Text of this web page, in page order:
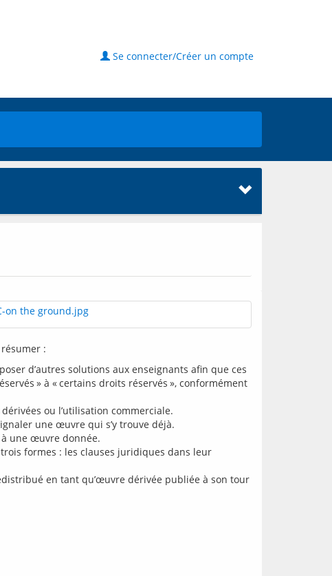
Se connecter/Créer un compte
:
d’autres solutions aux enseignants afin que ces
» à « certains droits réservés », conformément
ou l’utilisation commerciale.
une œuvre qui s’y trouve déjà.
une œuvre donnée.
formes : les clauses juridiques dans leur
en tant qu’œuvre dérivée publiée à son tour